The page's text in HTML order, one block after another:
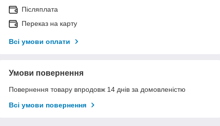
Післяплата
Переказ на карту
Всі умови оплати
Умови повернення
Повернення товару впродовж 14 днів за домовленістю
Всі умови повернення